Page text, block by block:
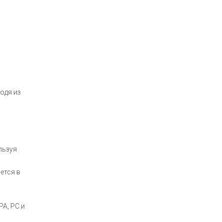
из
в
PC и